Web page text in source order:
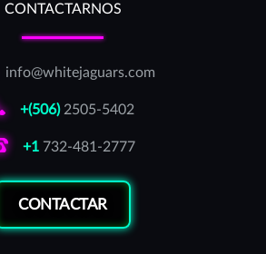
CONTACTARNOS
info@whitejaguars.com
+(506)2505-5402
+1 732-481-2777
CONTACTAR